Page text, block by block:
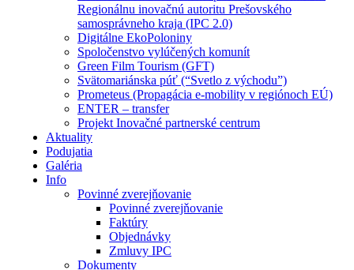
Regionálnu inovačnú autoritu Prešovského
samosprávneho kraja (IPC 2.0)
Digitálne EkoPoloniny
Spoločenstvo vylúčených komunít
Green Film Tourism (GFT)
Svätomariánska púť (“Svetlo z východu”)
Prometeus (Propagácia e-mobility v regiónoch EÚ)
ENTER – transfer
Projekt Inovačné partnerské centrum
Aktuality
Podujatia
Galéria
Info
Povinné zverejňovanie
Povinné zverejňovanie
Faktúry
Objednávky
Zmluvy IPC
Dokumenty